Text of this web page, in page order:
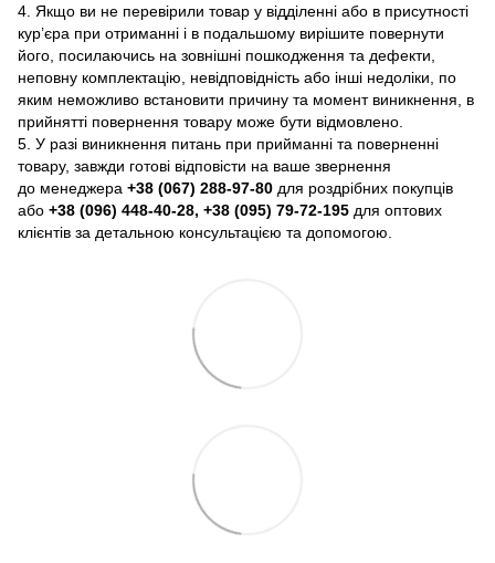
4. Якщо ви не перевірили товар у відділенні або в присутності
кур’єра при отриманні і в подальшому вирішите повернути
його, посилаючись на зовнішні пошкодження та дефекти,
неповну комплектацію, невідповідність або інші недоліки, по
яким неможливо встановити причину та момент виникнення, в
прийнятті повернення товару може бути відмовлено.
5. У разі виникнення питань при прийманні та поверненні
товару, завжди готові відповісти на ваше звернення
до менеджера +38 (067) 288-97-80 для роздрібних покупців
або +38 (096) 448-40-28, +38 (095) 79-72-195 для оптових
клієнтів за детальною консультацією та допомогою.